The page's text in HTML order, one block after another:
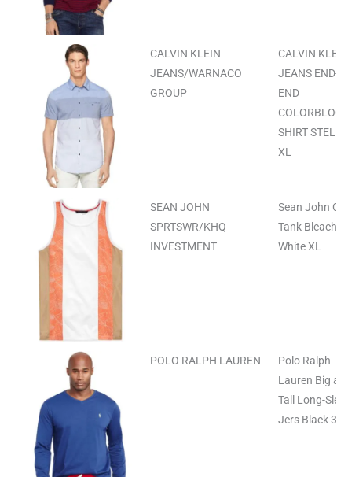
CALVIN KLEIN
JEANS/WARNACO
GROUP
CALVIN KLEIN
JEANS END-
END
SHIRT
XL
SEAN JOHN
SPRTSWR/KHQ
INVESTMENT
Sean John
Tank Bleach
White XL
POLO RALPH LAUREN
Polo Ralph
Lauren Big and
Tall Long-
Jers Black 3XB